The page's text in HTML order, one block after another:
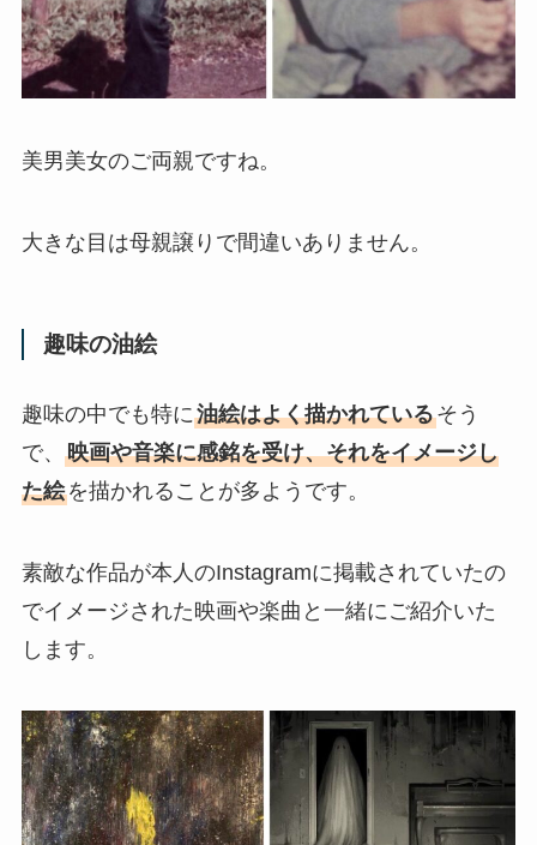
美男美女のご両親ですね。
大きな目は母親譲りで間違いありません。
趣味の油絵
趣味の中でも特に油絵はよく描かれているそう
で、 映画や音楽に感銘を受け、それをイメージし
た絵を描かれることが多ようです。
素敵な作品が本人のInstagramに掲載されていたの
でイメージされた映画や楽曲と一緒にご紹介いた
します。